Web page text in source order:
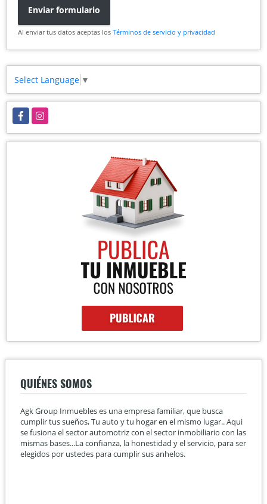
Enviar formulario
Al enviar tus datos aceptas los Términos de servicio y privacidad
Select Language ▼
FacebookInstagram
QUIÉNES SOMOS
Agk Group Inmuebles es una empresa familiar, que busca
cumplir tus sueños, Tu auto y tu hogar en el mismo lugar.. Aqui
se fusiona el sector automotriz con el sector inmobiliario con las
mismas bases...La confianza, la honestidad y el servicio, para ser
elegidos por ustedes para cumplir sus anhelos.